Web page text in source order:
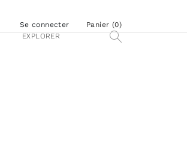
Se connecter Panier (0)
EXPLORER